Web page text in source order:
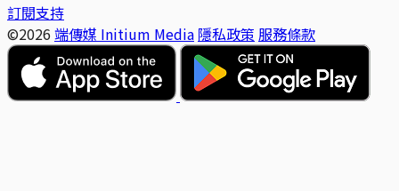
訂閱支持
©2026 端傳媒 Initium Media 隱私政策 服務條款